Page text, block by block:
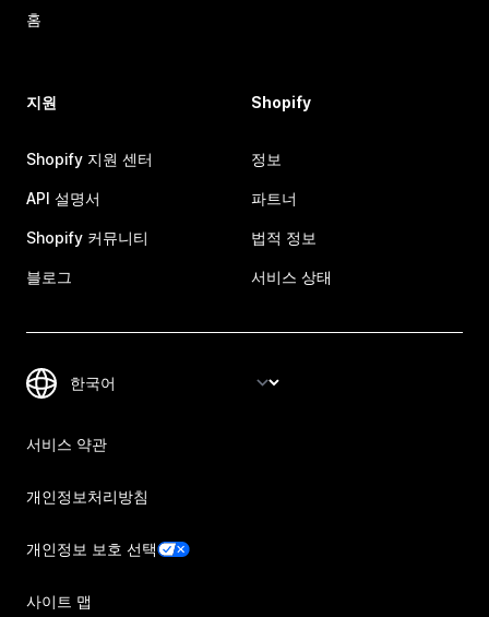
홈
지원
Shopify 지원 센터
API 설명서
Shopify 커뮤니티
블로그
Shopify
정보
파트너
법적 정보
서비스 상태
서비스 약관
개인정보처리방침
개인정보 보호 선택
사이트 맵